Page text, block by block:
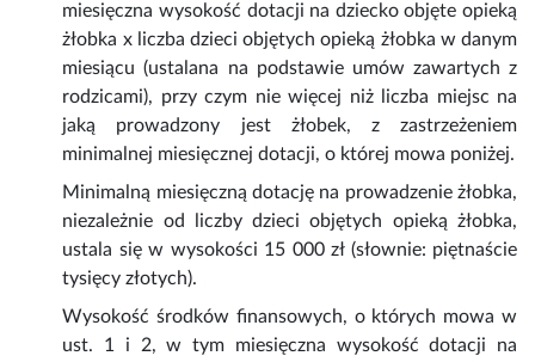
miesięczna wysokość dotacji na dziecko objęte opieką
żłobka x liczba dzieci objętych opieką żłobka w danym
miesiącu (ustalana na podstawie umów zawartych z
rodzicami), przy czym nie więcej niż liczba miejsc na
jaką prowadzony jest żłobek, z zastrzeżeniem
minimalnej miesięcznej dotacji, o której mowa poniżej.
Minimalną miesięczną dotację na prowadzenie żłobka,
niezależnie od liczby dzieci objętych opieką żłobka,
ustala się w wysokości 15 000 zł (słownie: piętnaście
tysięcy złotych).
Wysokość środków finansowych, o których mowa w
ust. 1 i 2, w tym miesięczna wysokość dotacji na